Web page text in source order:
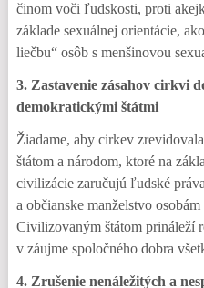
činom voči ľudskosti, proti
základe sexuálnej orientácie,
liečbu“ osôb s menšinovou
3. Zastavenie zásahov cirkvi
demokratickými štátmi
Žiadame, aby cirkev
štátom a národom, ktoré na
civilizácie zaručujú ľudské
a občianske manželstvo
Civilizovaným štátom prináleží
v záujme spoločného dobra
4. Zrušenie nenáležitých a